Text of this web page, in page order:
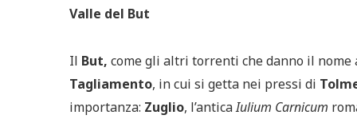
Valle del But
Il But, come gli altri torrenti che danno il nome
Tagliamento, in cui si getta nei pressi di
importanza: Zuglio, l’anticaIulium Carnicum